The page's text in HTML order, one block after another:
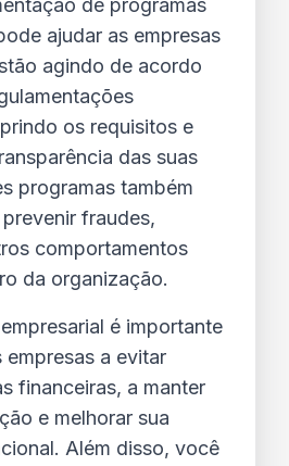
de programas
ajudar as empresas
agindo de acordo
os requisitos e
das suas
programas também
fraudes,
comportamentos
da organização.
é importante
empresas a evitar
financeiras, a manter
e melhorar sua
Além disso, você